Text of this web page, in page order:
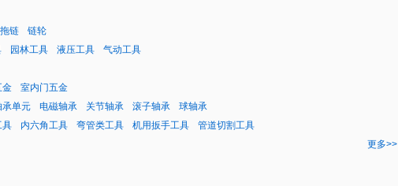
拖链
链轮
园林工具 液压工具
气动工具
金
室内门五金
承单元 电磁轴承 关节轴承 滚子轴承
球轴承
具 内六角工具 弯管类工具 机用扳手工具
管道切割工具
更多>>